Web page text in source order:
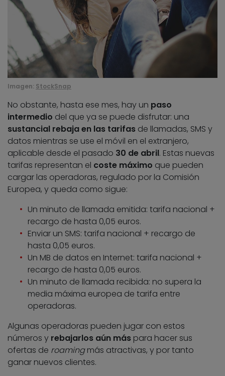
Imagen: StockSnap
No obstante, hasta ese mes, hay un paso
intermedio del que ya se puede disfrutar: una
sustancial rebaja en las tarifas de llamadas, SMS y
datos mientras se use el móvil en el extranjero,
aplicable desde el pasado 30 de abril. Estas nuevas
tarifas representan el coste máximo que pueden
cargar las operadoras, regulado por la Comisión
Europea, y queda como sigue:
Un minuto de llamada emitida: tarifa nacional +
recargo de hasta 0,05 euros.
Enviar un SMS: tarifa nacional + recargo de
hasta 0,05 euros.
Un MB de datos en Internet: tarifa nacional +
recargo de hasta 0,05 euros.
Un minuto de llamada recibida: no supera la
media máxima europea de tarifa entre
operadoras.
Algunas operadoras pueden jugar con estos
números y rebajarlos aún más para hacer sus
ofertas de roamingmás atractivas, y por tanto
ganar nuevos clientes.